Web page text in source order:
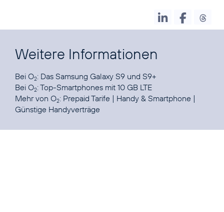
Weitere Informationen
Bei O2: Das Samsung Galaxy S9 und S9+
Bei O2:Top-Smartphones mit 10 GB LTE
Mehr von O2: Prepaid Tarife | Handy & Smartphone |
Günstige Handyverträge